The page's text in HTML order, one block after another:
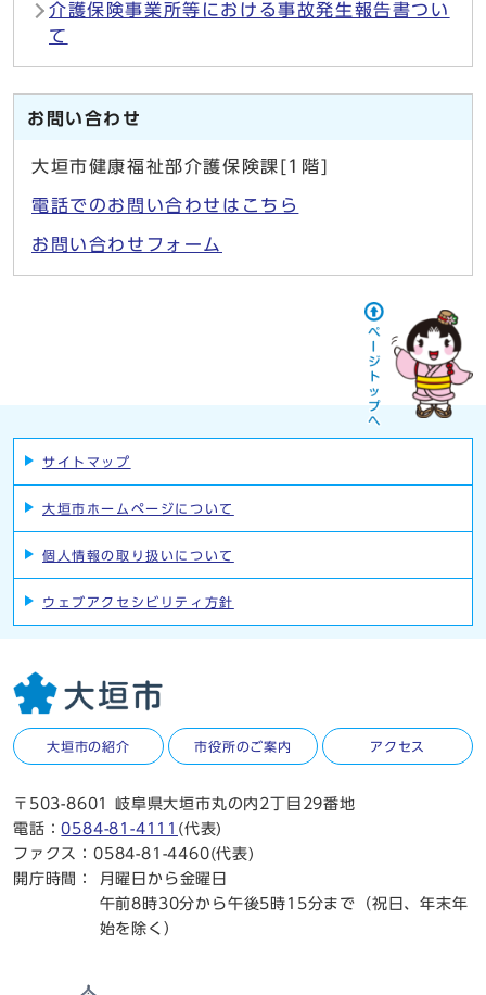
介護保険事業所等における事故発生報告書つい
て
お問い合わせ
大垣市健康福祉部介護保険課[1階]
電話でのお問い合わせはこちら
お問い合わせフォーム
サイトマップ
大垣市ホームページについて
個人情報の取り扱いについて
ウェブアクセシビリティ方針
大垣市の紹介 市役所のご案内 アクセス
〒503-8601 岐阜県大垣市丸の内2丁目29番地
電話：0584-81-4111 (代表)
ファクス：0584-81-4460(代表)
開庁時間：
月曜日から金曜日
午前8時30分から午後5時15分まで（祝日、年末年
始を除く）